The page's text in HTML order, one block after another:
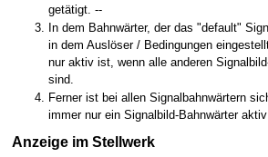
getätigt. --
In dem Bahnwärter, der das "default"
in dem Auslöser / Bedingungen
nur aktiv ist, wenn alle anderen
sind.
Ferner ist bei allen Signalbahnwärtern
immer nur ein Signalbild-Bahnwärter
Anzeige im Stellwerk